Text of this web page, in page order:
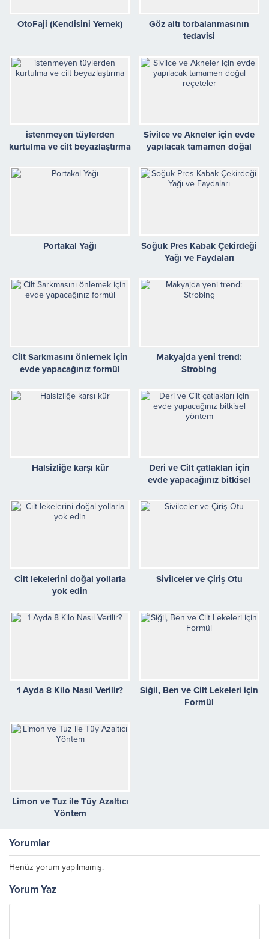
OtoFaji (Kendisini Yemek)
Göz altı torbalanmasının
tedavisi
istenmeyen tüylerden
kurtulma ve cilt beyazlaştırma
Sivilce ve Akneler için evde
yapılacak tamamen doğal
Portakal Yağı
Soğuk Pres Kabak Çekirdeği
Yağı ve Faydaları
Cilt Sarkmasını önlemek için
evde yapacağınız formül
Makyajda yeni trend:
Strobing
Halsizliğe karşı kür
Deri ve Cilt çatlakları için
evde yapacağınız bitkisel
Cilt lekelerini doğal yollarla
yok edin
Sivilceler ve Çiriş Otu
1 Ayda 8 Kilo Nasıl Verilir?
Siğil, Ben ve Cilt Lekeleri için
Formül
Limon ve Tuz ile Tüy Azaltıcı
Yöntem
Yorumlar
Henüz yorum yapılmamış.
Yorum Yaz